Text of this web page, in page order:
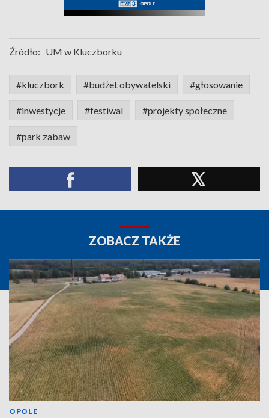
Źródło: UM w Kluczborku
#kluczbork #budżet obywatelski #głosowanie
#inwestycje #festiwal #projekty społeczne
#park zabaw
ZOBACZ TAKŻE
OPOLE